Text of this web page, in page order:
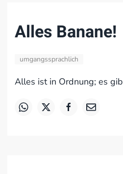
Alles Banane!
umgangssprachlich
Alles ist in Ordnung; es